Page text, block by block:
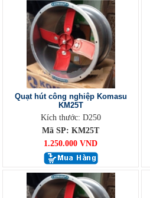
Quạt hút công nghiệp Komasu
KM25T
Kích thước: D250
Mã SP: KM25T
1.250.000 VND